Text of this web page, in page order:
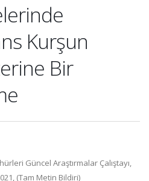
Kurşun
Bir
Güncel Araştırmalar Çalıştayı,
(Tam Metin Bildiri)